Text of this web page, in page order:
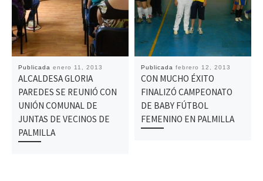
Publicadaenero 11, 2013
ALCALDESA GLORIA
PAREDES SE REUNIÓ CON
UNIÓN COMUNAL DE
JUNTAS DE VECINOS DE
PALMILLA
Publicadafebrero 12, 2013
CON MUCHO ÉXITO
FINALIZÓ CAMPEONATO
DE BABY FÚTBOL
FEMENINO EN PALMILLA